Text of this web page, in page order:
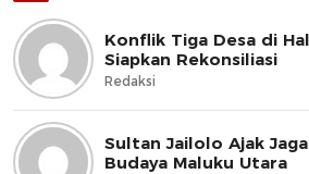
Konflik Tiga Desa di
Siapkan Rekonsiliasi
Redaksi
Sultan Jailolo Ajak
Budaya Maluku Utara